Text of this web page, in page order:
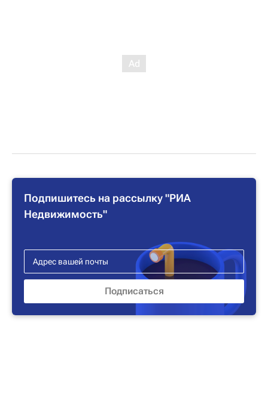
Подпишитесь на рассылку "РИА
Недвижимость"